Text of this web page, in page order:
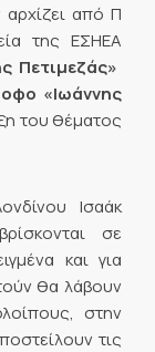
από Π
της ΕΣΗΕΑ
Πετιμεζάς»
«Iωάννης
του θέματος
Ισαάκ
σε
και για
θα λάβουν
στην
τις